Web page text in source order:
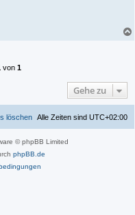
von 1
Gehe zu
Alle Zeiten sind UTC+02:00
löschen
© phpBB Limited
phpBB.de